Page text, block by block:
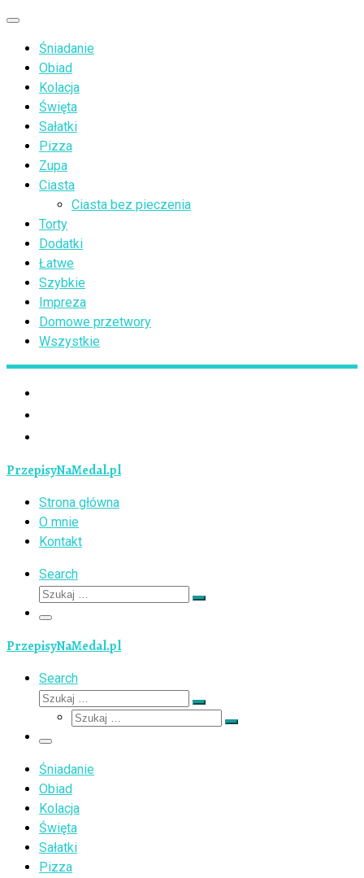
Przejdź
treści
Menu
Śniadanie
Obiad
Kolacja
Święta
Sałatki
Pizza
Zupa
Ciasta
Ciasta bez pieczenia
Torty
Dodatki
Łatwe
Szybkie
Impreza
Domowe przetwory
Wszystkie
PrzepisyNaMedal.pl
Strona główna
O mnie
Kontakt
Search
Szukaj
Szukaj
Menu
PrzepisyNaMedal.pl
Search
Szukaj
Szukaj
Szukaj
Szukaj
Menu
Śniadanie
Obiad
Kolacja
Święta
Sałatki
Pizza